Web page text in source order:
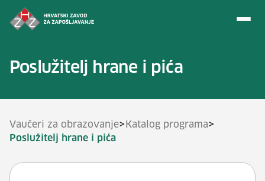
Poslužitelj hrane i pića
Vaučeri za obrazovanje> Katalog programa>
Poslužitelj hrane i pića